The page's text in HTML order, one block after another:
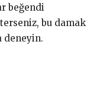
beğendi
bu damak
deneyin.